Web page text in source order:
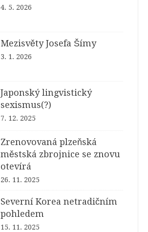
4. 5. 2026
Mezisvěty Josefa Šímy
3. 1. 2026
Japonský lingvistický
sexismus(?)
7. 12. 2025
Zrenovovaná plzeňská
městská zbrojnice se znovu
otevírá
26. 11. 2025
Severní Korea netradičním
pohledem
15. 11. 2025